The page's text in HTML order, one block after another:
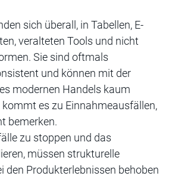
sich überall, in Tabellen, E-
veralteten Tools und nicht
Sie sind oftmals
und können mit der
modernen Handels kaum
es zu Einnahmeausfällen,
bemerken.
zu stoppen und das
müssen strukturelle
den Produkterlebnissen behoben